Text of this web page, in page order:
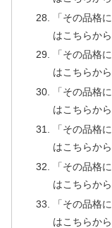
「その品格
はこちらから
「その品格
はこちらから
「その品格
はこちらから
「その品格
はこちらから
「その品格
はこちらから
「その品格
はこちらから